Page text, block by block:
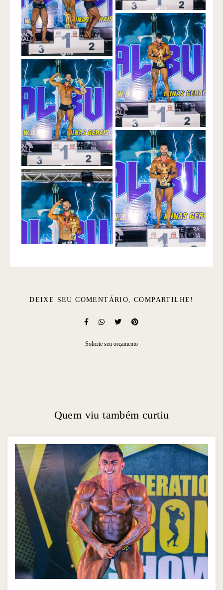
DEIXE SEU COMENTÁRIO, COMPARTILHE!
Solicite seu orçamento
Quem viu também curtiu